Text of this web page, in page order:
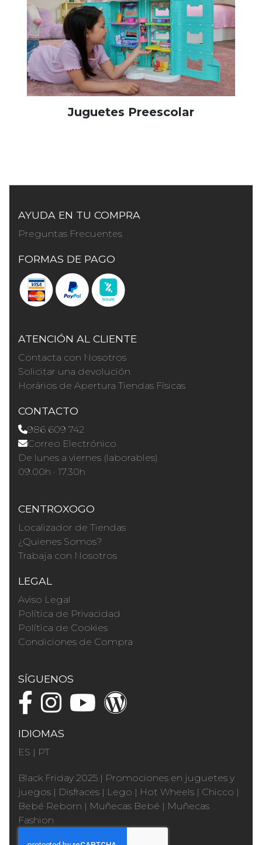
Juguetes Preescolar
AYUDA EN TU COMPRA
Preguntas Frecuentes
FORMAS DE PAGO
ATENCIÓN AL CLIENTE
Contacta con Nosotros
Solicitar una devolución
Horários de Apertura Tiendas Físicas
CONTACTO
986 609 742
Correo Electrónico
De lunes a viernes (laborables)
09.00h · 17.30h
CENTROXOGO
Localizador de Tiendas
¿Quienes Somos?
Trabaja con Nosotros
LEGAL
Aviso Legal
Política de Privacidad
Política de Cookies
Condiciones de Compra
SÍGUENOS
IDIOMAS
ES | PT
Black Friday 2025 | Promociones en juguetes y
juegos | Disfraces | Lego | Hot Wheels | Chicco |
Bebé Reborn | Muñecas Bebé | Muñecas
Fashion